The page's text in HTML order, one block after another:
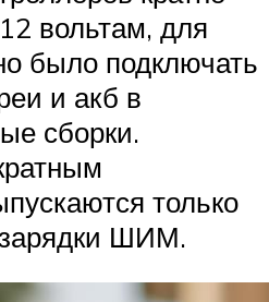
вольтам, для
было подключать
и акб в
сборки.
только
зарядки ШИМ.